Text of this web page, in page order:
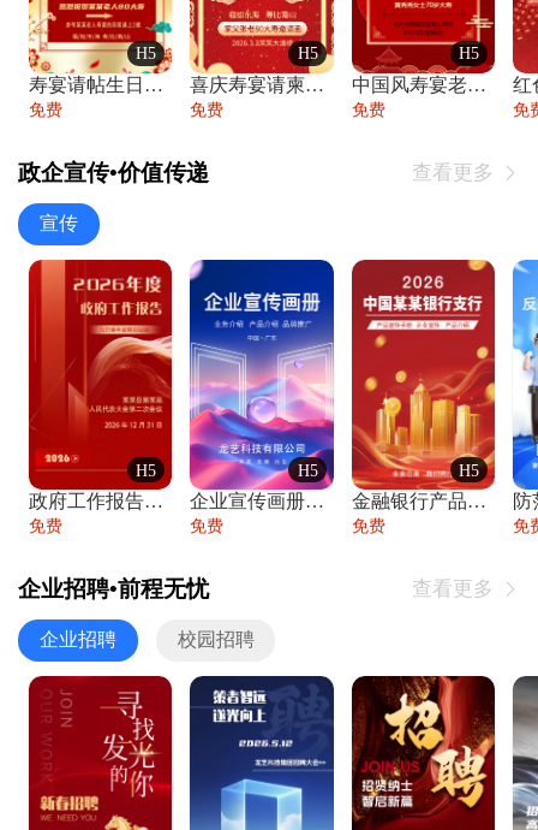
H5
寿宴请帖生日宴邀请函老人寿星生日快乐祝寿
免费
H5
喜庆寿宴请柬老人生日宴会邀请函请柬过大寿
免费
H5
中国风寿宴老人生日宴会邀请函寿宴请帖请柬
免费 免
政企宣传•价值传递 查看更多 
宣传
H5
政府工作报告政府年终工作总结
免费
H5
企业宣传画册公司简介产品介绍业务宣传手册
免费
H5
金融银行产品宣传手册企业宣传产品介绍
免费
防
免
企业招聘•前程无忧 查看更多 
企业招聘 校园招聘